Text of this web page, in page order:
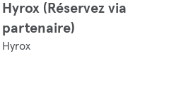
Hyrox (Réservez via
partenaire)
Hyrox